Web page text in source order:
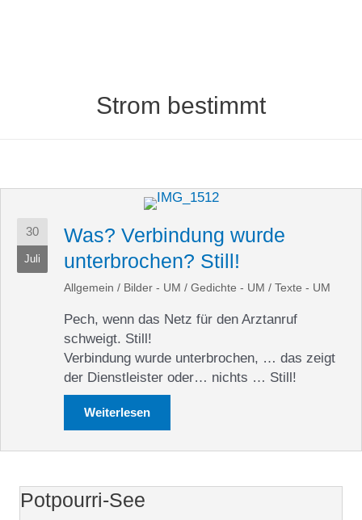
Strom bestimmt
30
Juli
Was? Verbindung wurde
unterbrochen? Still!
Allgemein / Bilder - UM / Gedichte - UM / Texte - UM
Pech, wenn das Netz für den Arztanruf
schweigt. Still!
Verbindung wurde unterbrochen, … das zeigt
der Dienstleister oder… nichts … Still!
Weiterlesen
Potpourri-See